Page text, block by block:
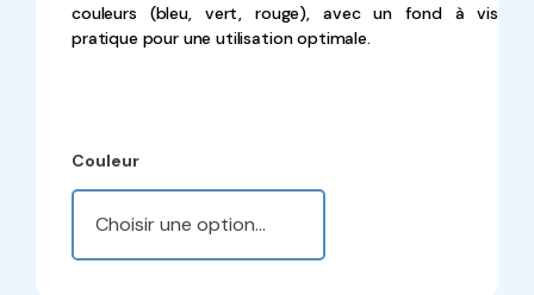
couleurs (bleu, vert, rouge), avec un fond à vis
pratique pour une utilisation optimale.
Couleur